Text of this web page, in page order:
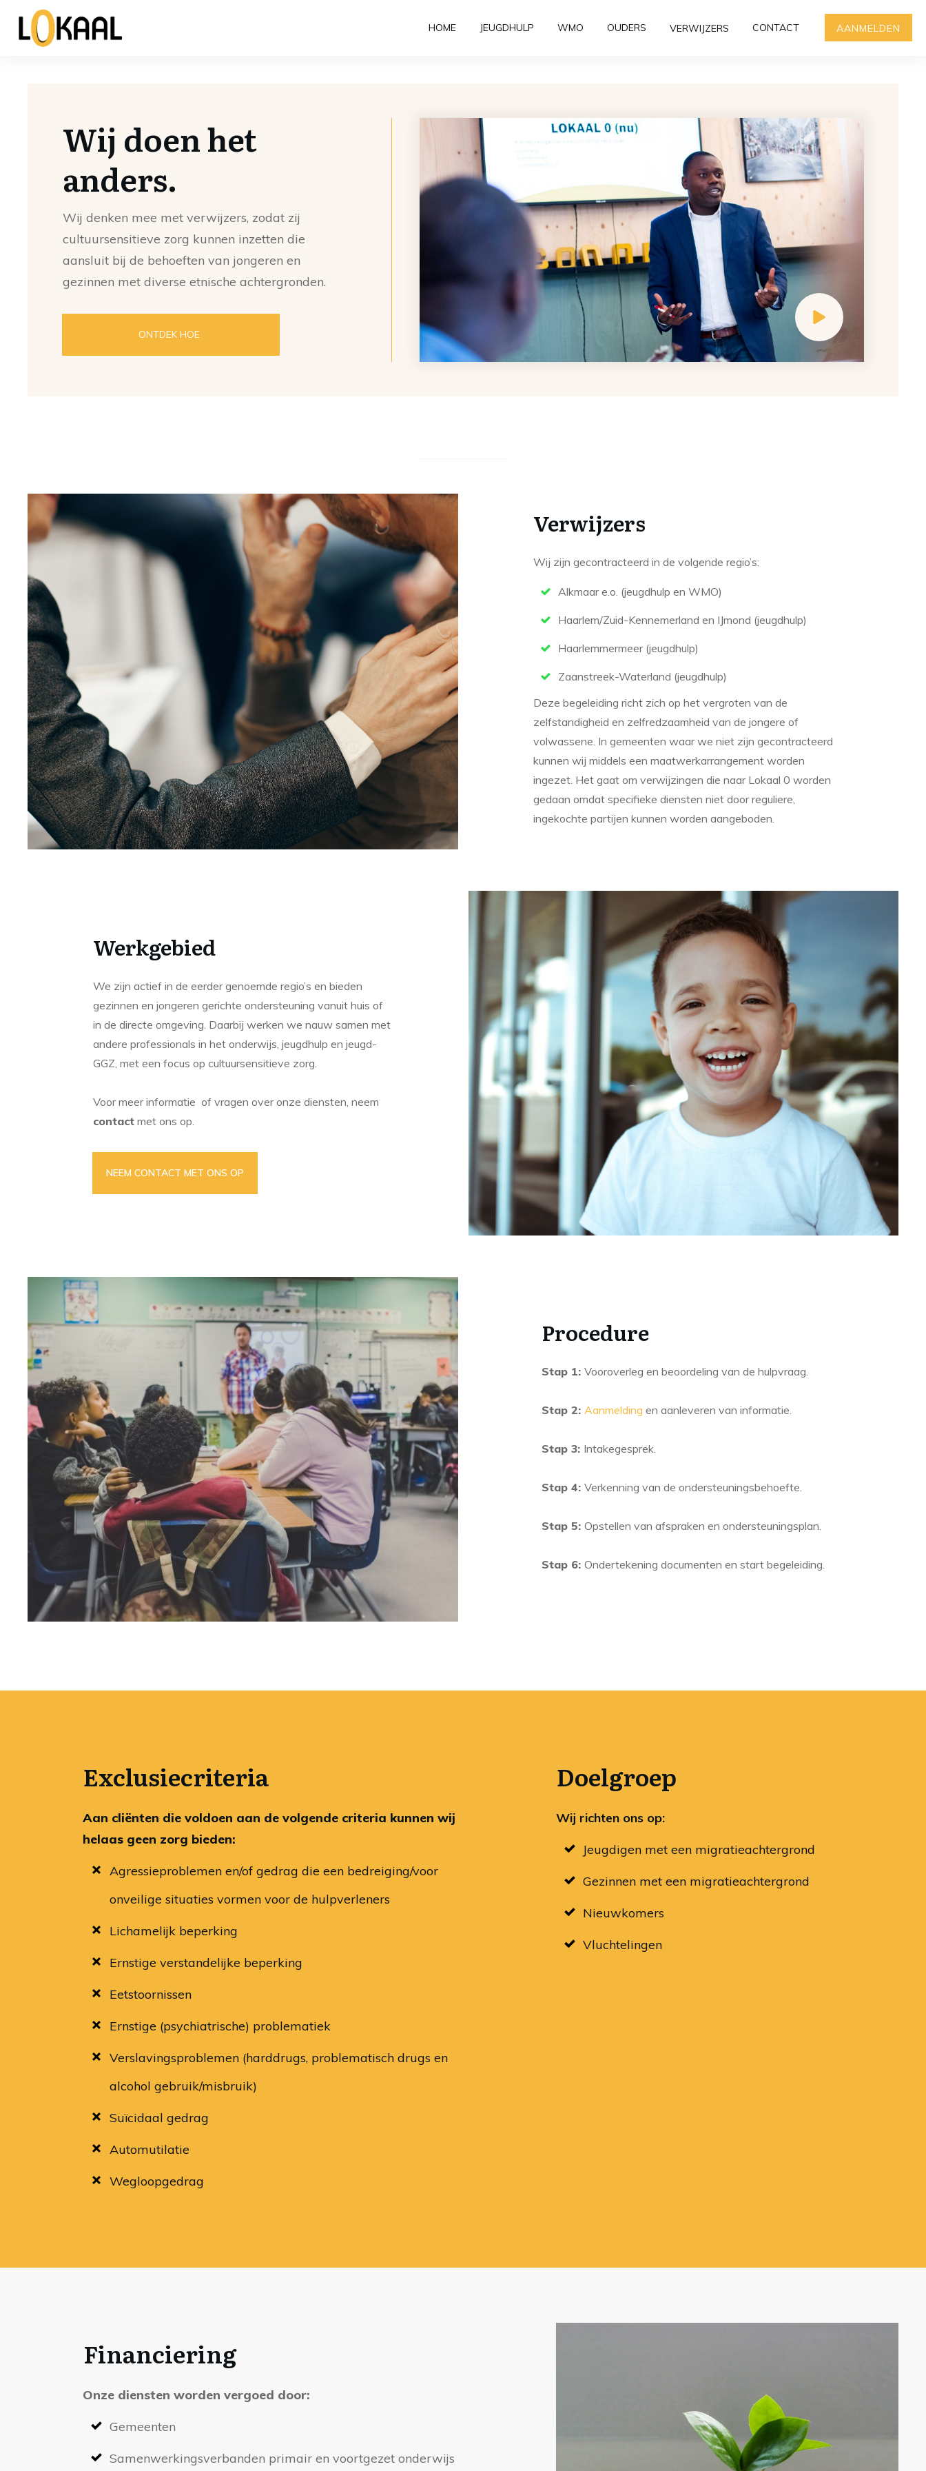
HOME JEUGDHULP WMO OUDERS VERWIJZERS CONTACT AANMELDEN
Wij doen het
anders.
Wij denken mee met verwijzers, zodat zij
cultuursensitieve zorg kunnen inzetten die
aansluit bij de behoeften van jongeren en
gezinnen met diverse etnische achtergronden.
ONTDEK HOE
Verwijzers
Wij zijn gecontracteerd in de volgende regio’s:
Alkmaar e.o. (jeugdhulp en WMO)
Haarlem/Zuid-Kennemerland en IJmond (jeugdhulp)
Haarlemmermeer (jeugdhulp)
Zaanstreek-Waterland (jeugdhulp)
Deze begeleiding richt zich op het vergroten van de
zelfstandigheid en zelfredzaamheid van de jongere of
volwassene. In gemeenten waar we niet zijn gecontracteerd
kunnen wij middels een maatwerkarrangement worden
ingezet. Het gaat om verwijzingen die naar Lokaal 0 worden
gedaan omdat specifieke diensten niet door reguliere,
ingekochte partijen kunnen worden aangeboden.
Werkgebied
We zijn actief in de eerder genoemde regio’s en bieden
gezinnen en jongeren gerichte ondersteuning vanuit huis of
in de directe omgeving. Daarbij werken we nauw samen met
andere professionals in het onderwijs, jeugdhulp en jeugd-
GGZ, met een focus op cultuursensitieve zorg.
Voor meer informatie of vragen over onze diensten, neem
contactmet ons op.
NEEM CONTACT MET ONS OP
Procedure
Stap 1:Vooroverleg en beoordeling van de hulpvraag.
Stap 2: Aanmelding en aanleveren van informatie.
Stap 3: Intakegesprek.
Stap 4:Verkenning van de ondersteuningsbehoefte.
Stap 5:Opstellen van afspraken en ondersteuningsplan.
Stap 6:Ondertekening documenten en start begeleiding.
Doelgroep
Wij richten ons op:
Jeugdigen met een migratieachtergrond
Gezinnen met een migratieachtergrond
Nieuwkomers
Vluchtelingen
Exclusiecriteria
Aan cliënten die voldoen aan de volgende criteria kunnen wij
helaas geen zorg bieden:
Agressieproblemen en/of gedrag die een bedreiging/voor
onveilige situaties vormen voor de hulpverleners
Lichamelijk beperking
Ernstige verstandelijke beperking
Eetstoornissen
Ernstige (psychiatrische) problematiek
Verslavingsproblemen (harddrugs, problematisch drugs en
alcohol gebruik/misbruik)
Suïcidaal gedrag
Automutilatie
Wegloopgedrag
Financiering
Onze diensten worden vergoed door:
Gemeenten
Samenwerkingsverbanden primair en voortgezet onderwijs